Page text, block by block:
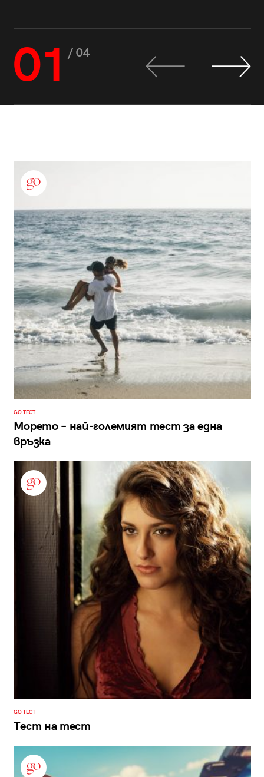
01 / 04
GO ТЕСТ
Морето – най-големият тест за една
връзка
GO ТЕСТ
Тест на тест